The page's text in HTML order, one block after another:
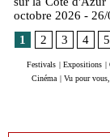
octobre 2026 - 26/
1
2 3 4 5
Festivals | Expositions |
Cinéma | Vu pour